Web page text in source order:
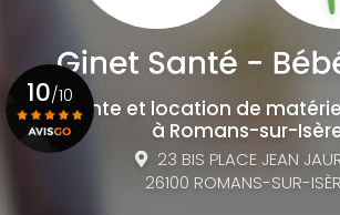
Vente et location de
à Romans-sur-
23 BIS PLACE JEAN
26100 ROMANS-SUR-
10/10